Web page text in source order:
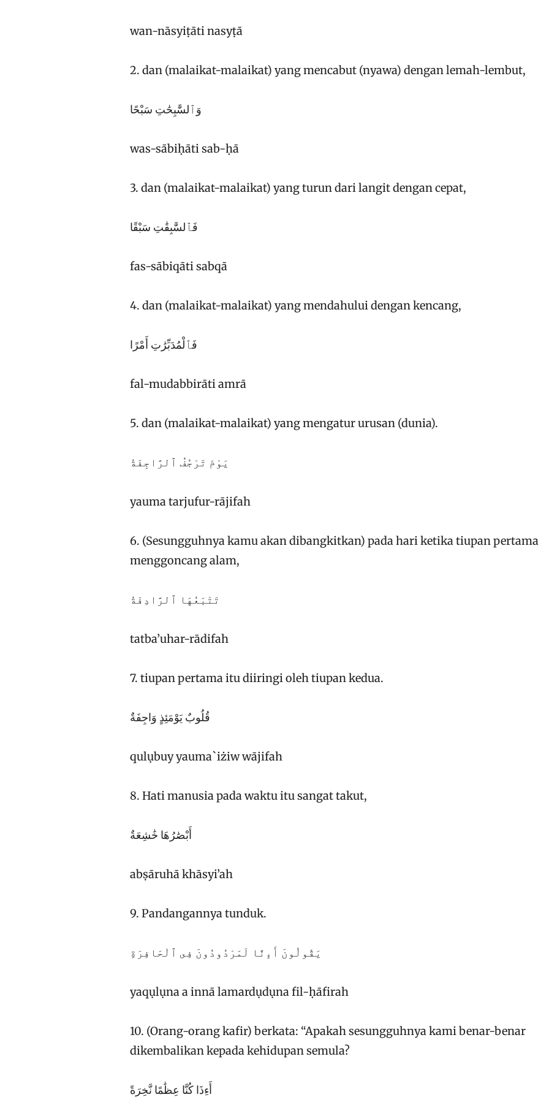
wan-nāsyiṭāti nasyṭā
2. dan (malaikat-malaikat) yang mencabut (nyawa) dengan lemah-lembut,
وَٱلسَّٰبِحَٰتِ سَبْحًا
was-sābiḥāti sab-ḥā
3. dan (malaikat-malaikat) yang turun dari langit dengan cepat,
فَٱلسَّٰبِقَٰتِ سَبْقًا
fas-sābiqāti sabqā
4. dan (malaikat-malaikat) yang mendahului dengan kencang,
فَٱلْمُدَبِّرَٰتِ أَمْرًا
fal-mudabbirāti amrā
5. dan (malaikat-malaikat) yang mengatur urusan (dunia).
يَوْمَ تَرْجُفُ ٱلرَّاجِفَةُ
yauma tarjufur-rājifah
6. (Sesungguhnya kamu akan dibangkitkan) pada hari ketika tiupan pertama
menggoncang alam,
تَتْبَعُهَا ٱلرَّادِفَةُ
tatba’uhar-rādifah
7. tiupan pertama itu diiringi oleh tiupan kedua.
قُلُوبٌ يَوْمَئِذٍ وَاجِفَةٌ
qulụbuy yauma`iżiw wājifah
8. Hati manusia pada waktu itu sangat takut,
أَبْصَٰرُهَا خَٰشِعَةٌ
abṣāruhā khāsyi’ah
9. Pandangannya tunduk.
يَقُولُونَ أَءِنَّا لَمَرْدُودُونَ فِى ٱلْحَافِرَةِ
yaqụlụna a innā lamardụdụna fil-ḥāfirah
10. (Orang-orang kafir) berkata: “Apakah sesungguhnya kami benar-benar
dikembalikan kepada kehidupan semula?
أَءِذَا كُنَّا عِظَٰمًا نَّخِرَةً